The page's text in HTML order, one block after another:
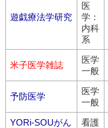
遊戯療法学研究
医
学：
内科
系
米子医学雑誌
医学
一般
予防医学
医学
一般
YORi-SOUがん
看護